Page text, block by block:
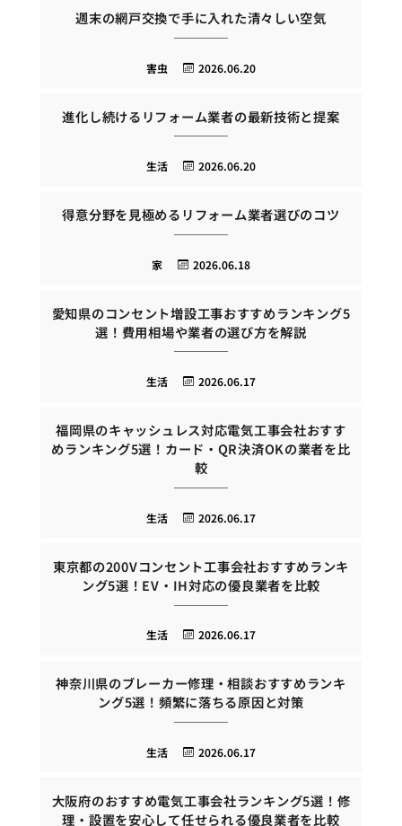
週末の網戸交換で手に入れた清々しい空気
2026.06.20
害虫
進化し続けるリフォーム業者の最新技術と提案
2026.06.20
生活
得意分野を見極めるリフォーム業者選びのコツ
2026.06.18
家
愛知県のコンセント増設工事おすすめランキング5
選！費用相場や業者の選び方を解説
2026.06.17
生活
福岡県のキャッシュレス対応電気工事会社おすす
めランキング5選！カード・QR決済OKの業者を比
較
2026.06.17
生活
東京都の200Vコンセント工事会社おすすめランキ
ング5選！EV・IH対応の優良業者を比較
2026.06.17
生活
神奈川県のブレーカー修理・相談おすすめランキ
ング5選！頻繁に落ちる原因と対策
2026.06.17
生活
大阪府のおすすめ電気工事会社ランキング5選！修
理・設置を安心して任せられる優良業者を比較